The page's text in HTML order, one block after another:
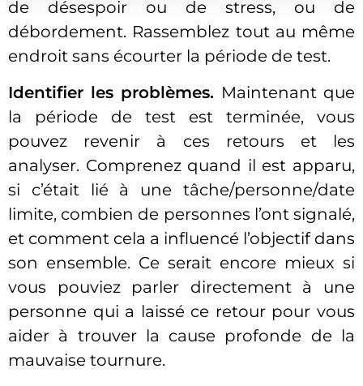
de désespoir ou de stress, ou de
débordement. Rassemblez tout au même
endroit sans écourter la période de test.
Identifier les problèmes. Maintenant que
la période de test est terminée, vous
pouvez revenir à ces retours et les
analyser. Comprenez quand il est apparu,
si c’était lié à une tâche/personne/date
limite, combien de personnes l’ont signalé,
et comment cela a influencé l’objectif dans
son ensemble. Ce serait encore mieux si
vous pouviez parler directement à une
personne qui a laissé ce retour pour vous
aider à trouver la cause profonde de la
mauvaise tournure.